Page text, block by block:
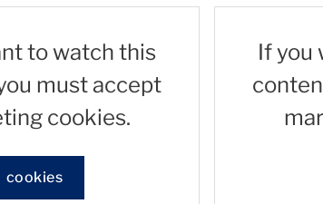
to watch this
must accept
cookies.
cookies
If you